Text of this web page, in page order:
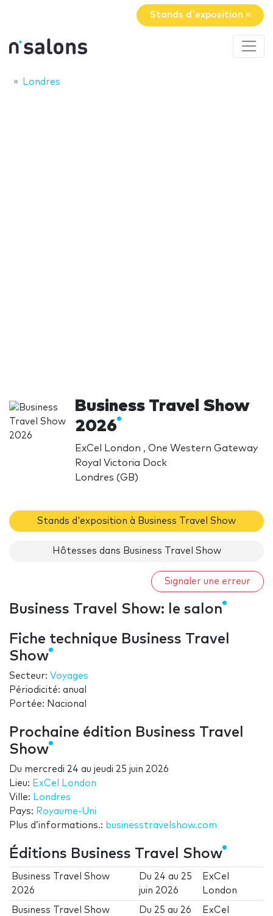
Stands d'exposition »
Londres
Business Travel Show
2026
ExCel London , One Western Gateway
Royal Victoria Dock
Londres (GB)
Stands d'exposition à Business Travel Show
Hôtesses dans Business Travel Show
Signaler une erreur
Business Travel Show: le salon
Fiche technique Business Travel
Show
Secteur: Voyages
Périodicité: anual
Portée: Nacional
Prochaine édition Business Travel
Show
Du mercredi 24 au jeudi 25 juin 2026
Lieu: ExCel London
Ville: Londres
Pays: Royaume-Uni
Plus d’informations.: businesstravelshow.com
Éditions Business Travel Show
Business Travel Show
2026
Du 24 au 25
juin 2026
ExCel
London
Business Travel Show
Du 25 au 26
ExCel